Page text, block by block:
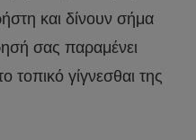
και δίνουν σήμα
σας παραμένει
τοπικό γίγνεσθαι της